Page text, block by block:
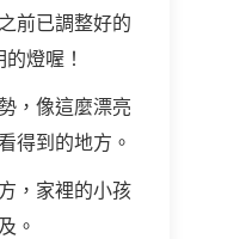
前已調整好的
燈喔！
，像這麼漂亮
得到的地方。
，家裡的小孩
。